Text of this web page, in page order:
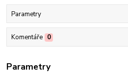
Parametry
Komentáře 0
Parametry